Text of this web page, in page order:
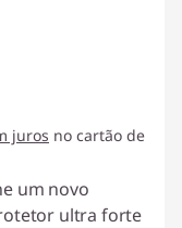
juros no cartão de
um novo
ultra forte